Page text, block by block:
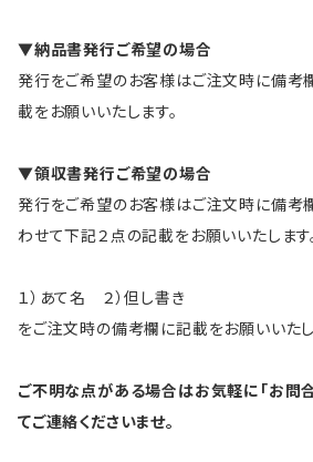
▼納品書発行ご希望の場合
発行をご希望のお客様はご注文時に備考
載をお願いいたします。
▼領収書発行ご希望の場合
発行をご希望のお客様はご注文時に備考
わせて下記２点の記載をお願いいたします
１）あて名 ２）但し書き
をご注文時の備考欄に記載をお願いいたし
ご不明な点がある場合はお気軽に「お問合
てご連絡くださいませ。